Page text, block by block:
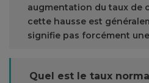
augmentation du taux de
cette hausse est
signifie pas forcément
Quel est le taux